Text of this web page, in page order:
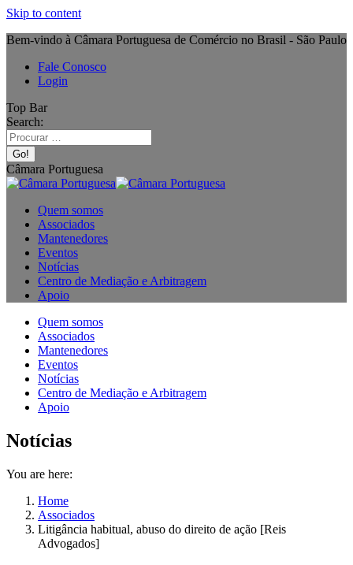
Skip to content
Bem-vindo à Câmara Portuguesa de Comércio no Brasil - São Paulo
Fale Conosco
Login
Top Bar
Search:
Câmara Portuguesa
Quem somos
Associados
Mantenedores
Eventos
Notícias
Centro de Mediação e Arbitragem
Apoio
Quem somos
Associados
Mantenedores
Eventos
Notícias
Centro de Mediação e Arbitragem
Apoio
Notícias
You are here:
Home
Associados
Litigância habitual, abuso do direito de ação [Reis
Advogados]